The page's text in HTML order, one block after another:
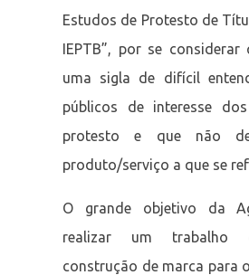
Estudos de Protesto de
IEPTB”, por se considerar
uma sigla de difícil
públicos de interesse
protesto e que não
produto/serviço a que se
O grande objetivo da
realizar um trabalho
construção de marca para